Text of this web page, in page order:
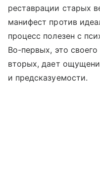
реставрации старых
манифест против
процесс полезен с
Во-первых, это
вторых, дает
и предсказуемости.